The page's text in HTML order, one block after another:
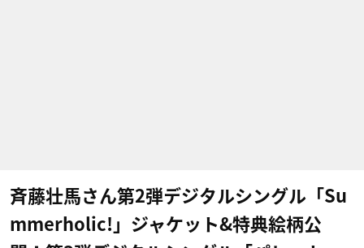
斉藤壮馬さん第2弾デジタルシングル「Su
mmerholic!」ジャケット&特典絵柄公